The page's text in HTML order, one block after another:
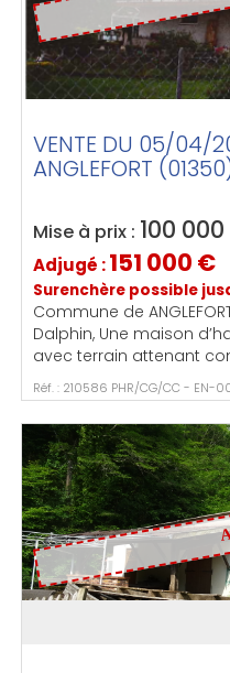
VENTE DU 05/04/
ANGLEFORT
Mise à prix : 100 000
Adjugé :151 000 €
Surenchère possible
Commune de
Dalphin, Une maison
avec terrain attenant
Réf. : 210586 PHR/CG/CC - EN-